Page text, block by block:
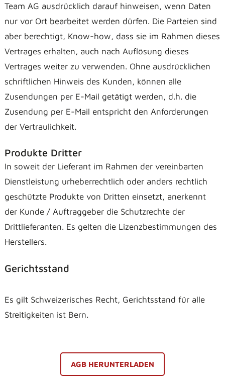
Team AG ausdrücklich darauf hinweisen, wenn Daten
nur vor Ort bearbeitet werden dürfen. Die Parteien sind
aber berechtigt, Know-how, dass sie im Rahmen dieses
Vertrages erhalten, auch nach Auflösung dieses
Vertrages weiter zu verwenden. Ohne ausdrücklichen
schriftlichen Hinweis des Kunden, können alle
Zusendungen per E-Mail getätigt werden, d.h. die
Zusendung per E-Mail entspricht den Anforderungen
der Vertraulichkeit.
Produkte Dritter
In soweit der Lieferant im Rahmen der vereinbarten
Dienstleistung urheberrechtlich oder anders rechtlich
geschützte Produkte von Dritten einsetzt, anerkennt
der Kunde / Auftraggeber die Schutzrechte der
Drittlieferanten. Es gelten die Lizenzbestimmungen des
Herstellers.
Gerichtsstand
Es gilt Schweizerisches Recht, Gerichtsstand für alle
Streitigkeiten ist Bern.
AGB HERUNTERLADEN